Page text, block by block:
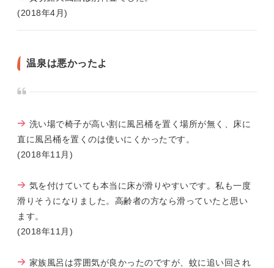
(2018年4月)
温泉は悪かったよ
洗い場で椅子が高い割に風呂桶を置く場所が無く、床に
直に風呂桶を置くのは使いにくかったです。
(2018年11月)
気を付けていても本当に床が滑りやすいです。私も一度
滑りそうになりました。高齢者の方なら滑っていたと思い
ます。
(2018年11月)
家族風呂は雰囲気が良かったのですが、蚊に追い回され